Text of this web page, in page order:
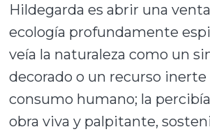
Hildegarda es abrir una
ecología profundamente
veía la naturaleza como un
decorado o un recurso inerte
consumo humano; la
obra viva y palpitante,